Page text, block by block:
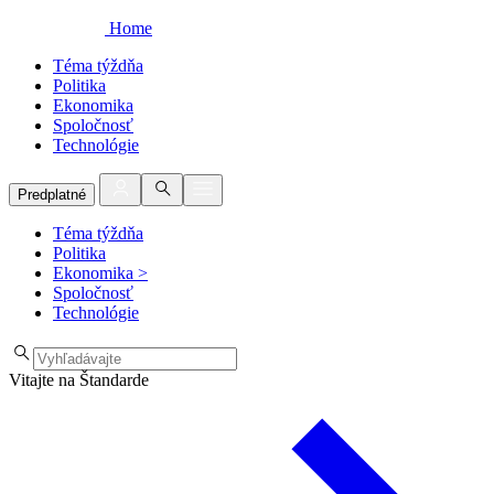
Home
Téma týždňa
Politika
Ekonomika
Spoločnosť
Technológie
Predplatné
Téma týždňa
Politika
Ekonomika >
Spoločnosť
Technológie
Vitajte na Štandarde